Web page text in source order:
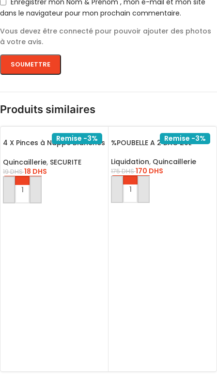
Enregistrer mon Nom & Prénom , mon e-mail et mon site
dans le navigateur pour mon prochain commentaire.
Vous devez être connecté pour pouvoir ajouter des photos
à votre avis.
Produits similaires
Remise -3%
4 X Pinces à Nappe Blanches
Clip
Quincaillerie, SECURITE
19DHS18 DHS
AJOUTER AU PANIER
Remise -3%
%POUBELLE A 2 BAC 20L
Liquidation, Quincaillerie
175DHS170 DHS
AJOUTER AU PANIER